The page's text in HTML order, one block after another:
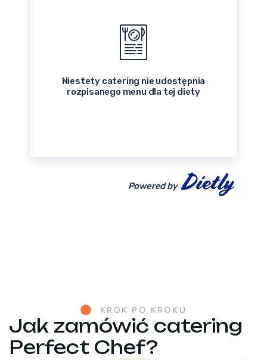
Niestety catering nie udostępnia
rozpisanego menu dla tej diety
Powered by
KROK PO KROKU
Jak zamówić catering
Perfect Chef?